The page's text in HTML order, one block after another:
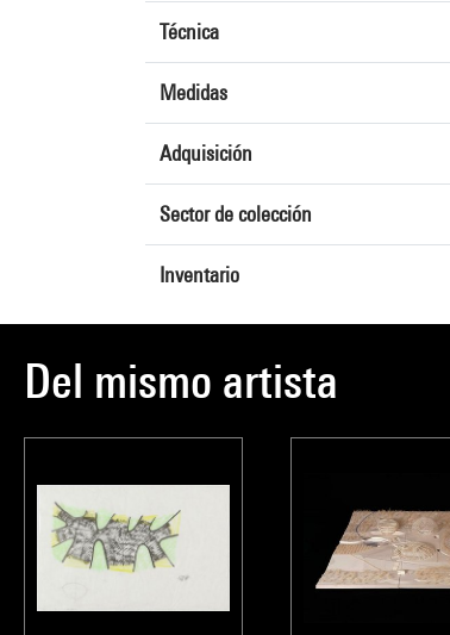
Técnica
Medidas
Adquisición
Sector de colección
Inventario
Del mismo artista